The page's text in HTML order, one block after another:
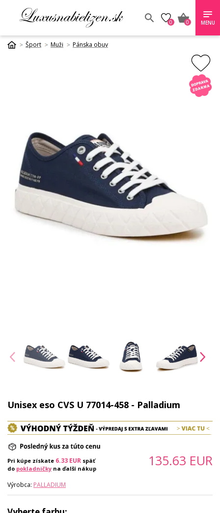
0 0 MENU
Šport Muži Pánska obuv
Unisex eso CVS U 77014-458 - Palladium
Pri kúpe získate 6.33 EUR späť
do pokladničky na ďalší nákup
Výrobca: PALLADIUM
135.63 EUR